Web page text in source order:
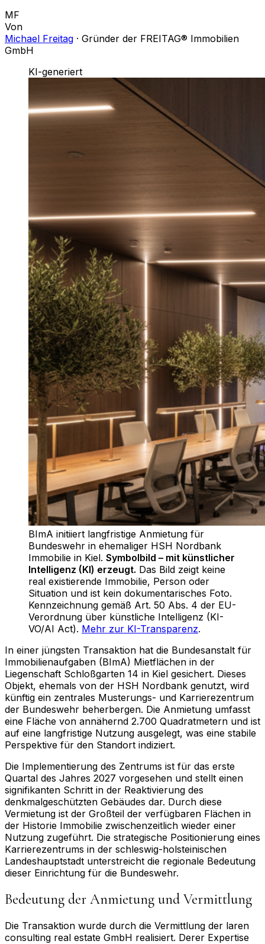
MF
Von
Michael Freitag · Gründer der FREITAG® Immobilien
GmbH
KI-generiert
BImA initiiert langfristige Anmietung für
Bundeswehr in ehemaliger HSH Nordbank
Immobilie in Kiel. Symbolbild – mit künstlicher
Intelligenz (KI) erzeugt. Das Bild zeigt keine
real existierende Immobilie, Person oder
Situation und ist kein dokumentarisches Foto.
Kennzeichnung gemäß Art. 50 Abs. 4 der EU-
Verordnung über künstliche Intelligenz (KI-
VO/AI Act). Mehr zur KI-Transparenz.
In einer jüngsten Transaktion hat die Bundesanstalt für
Immobilienaufgaben (BImA) Mietflächen in der
Liegenschaft Schloßgarten 14 in Kiel gesichert. Dieses
Objekt, ehemals von der HSH Nordbank genutzt, wird
künftig ein zentrales Musterungs- und Karrierezentrum
der Bundeswehr beherbergen. Die Anmietung umfasst
eine Fläche von annähernd 2.700 Quadratmetern und ist
auf eine langfristige Nutzung ausgelegt, was eine stabile
Perspektive für den Standort indiziert.
Die Implementierung des Zentrums ist für das erste
Quartal des Jahres 2027 vorgesehen und stellt einen
signifikanten Schritt in der Reaktivierung des
denkmalgeschützten Gebäudes dar. Durch diese
Vermietung ist der Großteil der verfügbaren Flächen in
der Historie Immobilie zwischenzeitlich wieder einer
Nutzung zugeführt. Die strategische Positionierung eines
Karrierezentrums in der schleswig-holsteinischen
Landeshauptstadt unterstreicht die regionale Bedeutung
dieser Einrichtung für die Bundeswehr.
Bedeutung der Anmietung und Vermittlung
Die Transaktion wurde durch die Vermittlung der laren
consulting real estate GmbH realisiert. Derer Expertise